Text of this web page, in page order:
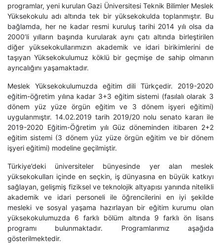
programlar, yeni kurulan Gazi Üniversitesi Teknik Bilimler Meslek
Yüksekokulu adı altında tek bir yüksekokulda toplanmıştır. Bu
bağlamda, her ne kadar resmi kuruluş tarihi 2014 yılı olsa da
2000’li yılların başında kurularak aynı çatı altında birleştirilen
diğer yüksekokullarımızın akademik ve idari birikimlerini de
taşıyan Yüksekokulumuz köklü bir geçmişe de sahip olmanın
ayrıcalığını yaşamaktadır.
Meslek Yüksekokulumuzda eğitim dili Türkçedir. 2019-2020
eğitim-öğretim yılına kadar 3+3 eğitim sistemi (fasılalı olarak 3
dönem yüz yüze örgün eğitim ve 3 dönem işyeri eğitimi)
uygulanmıştır. 14.02.2019 tarih 2019/20 nolu senato kararı ile
2019-2020 Eğitim-Öğretim yılı Güz döneminden itibaren 2+2
eğitim sistemi (3 dönem yüz yüze örgün eğitim ve bir dönem
işyeri eğitimi) modeline geçilmiştir.
Türkiye’deki üniversiteler bünyesinde yer alan meslek
yüksekokulları içinde en seçkin, iş dünyasına en büyük katkıyı
sağlayan, gelişmiş fiziksel ve teknolojik altyapısı yanında nitelikli
akademik ve idari personeli ile öğrencilerini en iyi şekilde
mesleki ve sosyal yaşama hazırlayan bir eğitim kurumu olan
yüksekokulumuzda 6 farklı bölüm altında 9 farklı ön lisans
programı bulunmaktadır. Programlarımız aşağıda
gösterilmektedir.